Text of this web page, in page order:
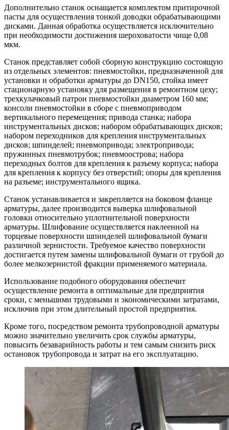
Дополнительно станок оснащается комплектом притирочной
пасты для осуществления тонкой доводки обрабатывающими
дисками. Данная обработка осуществляется исключительно
при необходимости достижения шероховатости чище 0,08
мкм.
Станок представляет собой сборную конструкцию состоящую
из отдельных элементов: пневмостойки, предназначенной для
установки и обработки арматуры до DN150, стойка имеет
стационарную установку для размещения в ремонтном цеху;
трехкулачковый патрон пневмостойки диаметром 160 мм;
консоли пневмостойки в сборе с пневмоприводом
вертикального перемещения; привода станка; набора
инструментальных дисков; набором обрабатывающих дисков;
набором переходников для крепления инструментальных
дисков; шпинделей; пневмопривода; электропривода;
пружинных пневмотрубок; пневмоострова; набора
переходных болтов для крепления к разъему корпуса; набора
для крепления к корпусу без отверстий; опоры для крепления
на разъеме; инструментального ящика.
Станок устанавливается и закрепляется на боковом фланце
арматуры, далее производится выверка шлифовальной
головки относительно уплотнительной поверхности
арматуры. Шлифование осуществляется наклеенной на
торцевые поверхности шпинделей шлифовальной бумаги
различной зернистости. Требуемое качество поверхности
достигается путем замены шлифовальной бумаги от грубой до
более мелкозернистой фракции применяемого материала.
Использование подобного оборудования обеспечит
осуществление ремонта в оптимальные для предприятия
сроки, с меньшими трудовыми и экономическими затратами,
исключив при этом длительный простой предприятия.
Кроме того, посредством ремонта трубопроводной арматуры
можно значительно увеличить срок службы арматуры,
повысить безаварийность работы и тем самым снизить риск
остановок трубопровода и затрат на его эксплуатацию.